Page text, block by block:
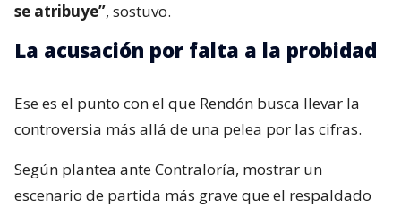
se atribuye”, sostuvo.
La acusación por falta a la probidad
Ese es el punto con el que Rendón busca llevar la
controversia más allá de una pelea por las cifras.
Según plantea ante Contraloría, mostrar un
escenario de partida más grave que el respaldado